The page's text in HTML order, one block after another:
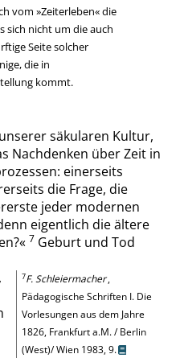
vom »Zeiterleben«die
sich nicht um die auch
Seite solcher
die in
kommt.
säkularen Kultur,
Nachdenken über Zeit in
einerseits
die Frage, die
jeder modernen
eigentlich die ältere
« 7
7F. Schleiermacher,
Pädagogische Schriften I. Die
Vorlesungen aus dem Jahre
1826, Frankfurt a.M. / Berlin
(West)/ Wien 1983,9.
Geburt und Tod